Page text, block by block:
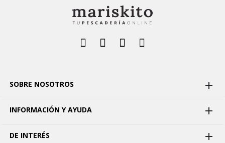
SOBRE NOSOTROS 
INFORMACIÓN Y AYUDA 
DE INTERÉS 